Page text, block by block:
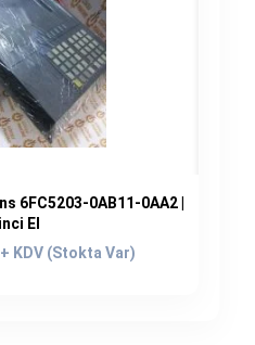
6FC5203-0AB11-0AA2 |
El
Şu